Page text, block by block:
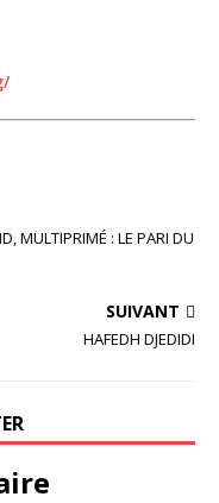
MULTIPRIMÉ : LE PARI DU
SUIVANT
HAFEDH DJEDIDI